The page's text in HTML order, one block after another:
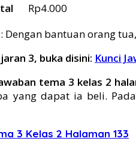
Rp4.000
Dengan bantuan orang
3, buka disini: Kunci
tema 3 kelas 2
yang dapat ia beli.
3 Kelas 2 Halaman 133